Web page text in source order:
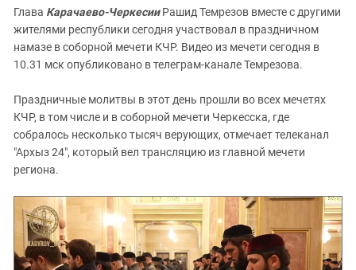
Глава Карачаево-ЧеркесииРашид Темрезов вместе с другими
жителями республики сегодня участвовал в праздничном
намазе в соборной мечети КЧР. Видео из мечети сегодня в
10.31 мск опубликовано в телеграм-канале Темрезова.
Праздничные молитвы в этот день прошли во всех мечетях
КЧР, в том числе и в соборной мечети Черкесска, где
собралось несколько тысяч верующих, отмечает телеканал
"Архыз 24", который вел трансляцию из главной мечети
региона.